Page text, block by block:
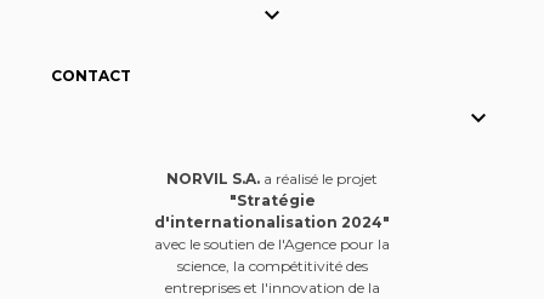

CONTACT

NORVIL S.A. a réalisé le projet
"Stratégie
d'internationalisation 2024"
avec le soutien de l'Agence pour la
science, la compétitivité des
entreprises et l'innovation de la